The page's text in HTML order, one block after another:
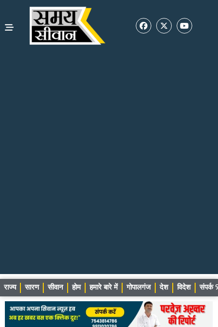
राज्य सारण सीवान होम हमारे बारे में गोपालगंज देश विदेश संपर्क